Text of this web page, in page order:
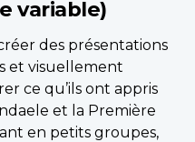
variable)
des présentations
et visuellement
ce qu’ils ont appris
et la Première
en petits groupes,